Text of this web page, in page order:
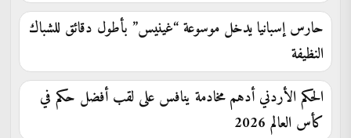
حارس إسبانيا يدخل موسوعة “غينيس” بأطول دقائق للشباك
النظيفة
الحكم الأردني أدهم مخادمة ينافس على لقب أفضل حكم في
كأس العالم 2026